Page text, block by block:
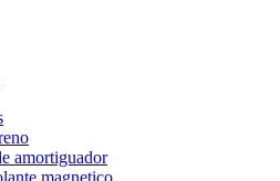
amortiguador
magnetico